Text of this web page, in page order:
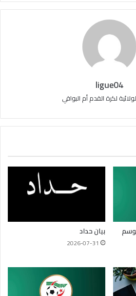
ligue04
لكرة القدم أم البواقي
بيان حداد
2026-07-31